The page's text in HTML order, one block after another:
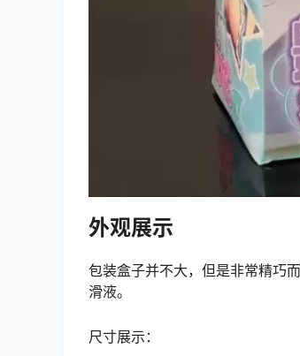
外观展示
包装盒子并不大，但是非常精巧
滑液。
尺寸展示：